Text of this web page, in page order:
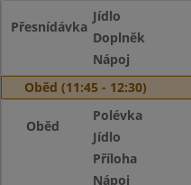
Přesnídávka
Jídlo
Doplněk
Nápoj
Oběd (11:45 - 12:30)
Oběd
Polévka
Jídlo
Příloha
Nápoj